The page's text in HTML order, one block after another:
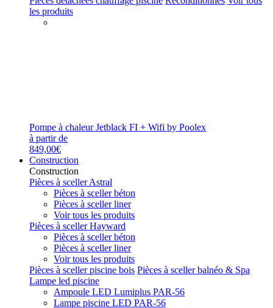
les produits
Pompe à chaleur Jetblack FI + Wifi by Poolex
à partir de
849,00€
Construction
Construction
Pièces à sceller Astral
Pièces à sceller béton
Pièces à sceller liner
Voir tous les produits
Pièces à sceller Hayward
Pièces à sceller béton
Pièces à sceller liner
Voir tous les produits
Pièces à sceller piscine bois Pièces à sceller balnéo & Spa
Lampe led piscine
Ampoule LED Lumiplus PAR-56
Lampe piscine LED PAR-56